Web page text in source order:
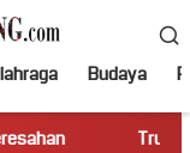
Budaya
Truk Miring Hambat